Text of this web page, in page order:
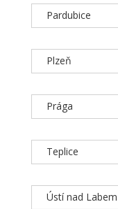
Pardubice
Plzeň
Prága
Teplice
Ústí nad Labem